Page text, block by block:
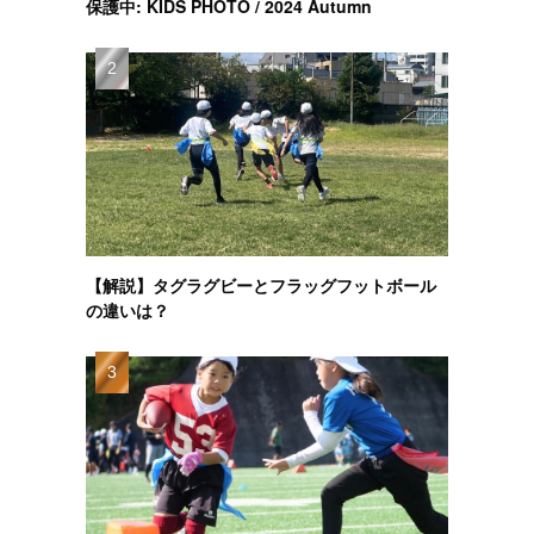
保護中: KIDS PHOTO / 2024 Autumn
【解説】タグラグビーとフラッグフットボール
の違いは？